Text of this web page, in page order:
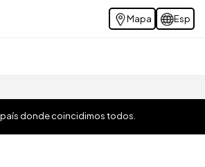
Mapa Esp
país donde coincidimos todos.